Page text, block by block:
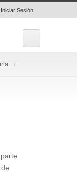
Iniciar Sesión